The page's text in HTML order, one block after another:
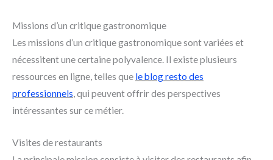
Missions d’un critique gastronomique
Les missions d’un critique gastronomique sont variées et
nécessitent une certaine polyvalence. Il existe plusieurs
ressources en ligne, telles que le blog resto des
professionnels, qui peuvent offrir des perspectives
intéressantes sur ce métier.
Visites de restaurants